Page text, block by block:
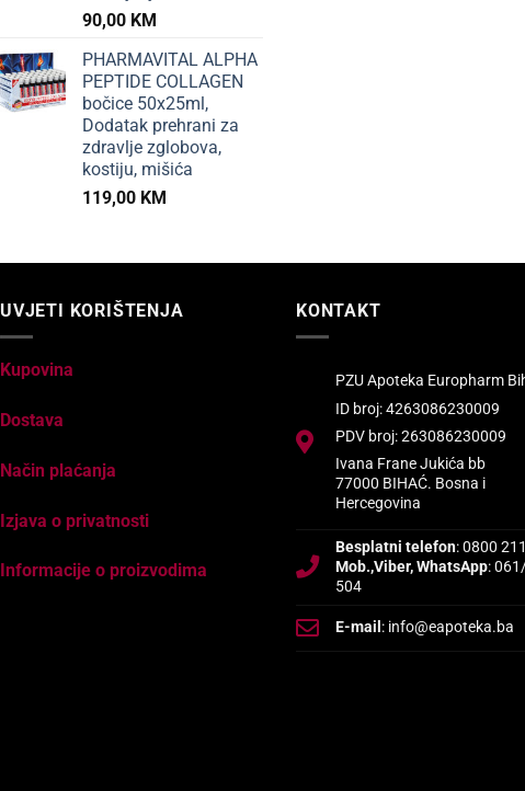
90,00 KM
PHARMAVITAL ALPHA
PEPTIDE COLLAGEN
bočice 50x25ml,
Dodatak prehrani za
zdravlje zglobova,
kostiju, mišića
119,00 KM
UVJETI KORIŠTENJA
Kupovina
Dostava
Način plaćanja
Izjava o privatnosti
Informacije o proizvodima
KONTAKT
PZU Apoteka Europharm
ID broj: 4263086230009
PDV broj: 263086230009
Ivana Frane Jukića bb
77000 BIHAĆ. Bosna i
Hercegovina
Besplatni telefon: 0800
Mob.,Viber, WhatsApp:
504
E-mail : info@eapoteka.ba